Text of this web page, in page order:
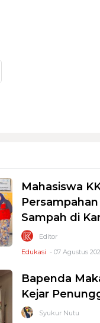
Mahasiswa
Sampah di
Editor
Edukasi - 07 Agustus
Bapenda
Kejar
Syukur Nutu